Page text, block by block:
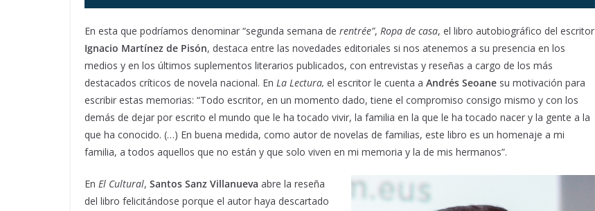
En esta que podríamos denominar “segunda semana de rentrée”, Ropa de casa, el libro autobiográfico del escritor
Ignacio Martínez de Pisón, destaca entre las novedades editoriales si nos atenemos a su presencia en los
medios y en los últimos suplementos literarios publicados, con entrevistas y reseñas a cargo de los más
destacados críticos de novela nacional. En La Lectura, el escritor le cuenta a Andrés Seoane su motivación para
escribir estas memorias: “Todo escritor, en un momento dado, tiene el compromiso consigo mismo y con los
demás de dejar por escrito el mundo que le ha tocado vivir, la familia en la que le ha tocado nacer y la gente a la
que ha conocido. (…) En buena medida, como autor de novelas de familias, este libro es un homenaje a mi
familia, a todos aquellos que no están y que solo viven en mi memoria y la de mis hermanos”.
En El Cultural, Santos Sanz Villanueva abre la reseña
del libro felicitándose porque el autor haya descartado